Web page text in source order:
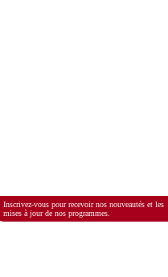
Inscrivez-vous pour recevoir nos nouveautés et les
mises à jour de nos programmes.